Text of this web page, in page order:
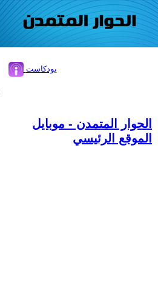
بودكاست
الحوار المتمدن - موبايل
الموقع الرئيسي